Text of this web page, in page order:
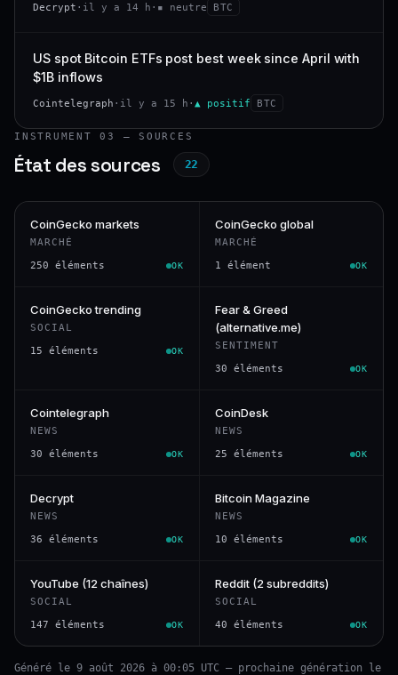
Decrypt · il y a 14 h · ▪ neutre BTC
US spot Bitcoin ETFs post best week since April with
$1B inflows
Cointelegraph · il y a 15 h · ▲ positif BTC
INSTRUMENT 03 — SOURCES
État des sources 22
CoinGecko markets
MARCHÉ
250 éléments OK
CoinGecko global
MARCHÉ
1 élément OK
CoinGecko trending
SOCIAL
15 éléments OK
Fear & Greed
(alternative.me)
SENTIMENT
30 éléments OK
Cointelegraph
NEWS
30 éléments OK
CoinDesk
NEWS
25 éléments OK
Decrypt
NEWS
36 éléments OK
Bitcoin Magazine
NEWS
10 éléments OK
YouTube (12 chaînes)
SOCIAL
147 éléments OK
Reddit (2 subreddits)
SOCIAL
40 éléments OK
Généré le 9 août 2026 à 00:05 UTC — prochaine génération le